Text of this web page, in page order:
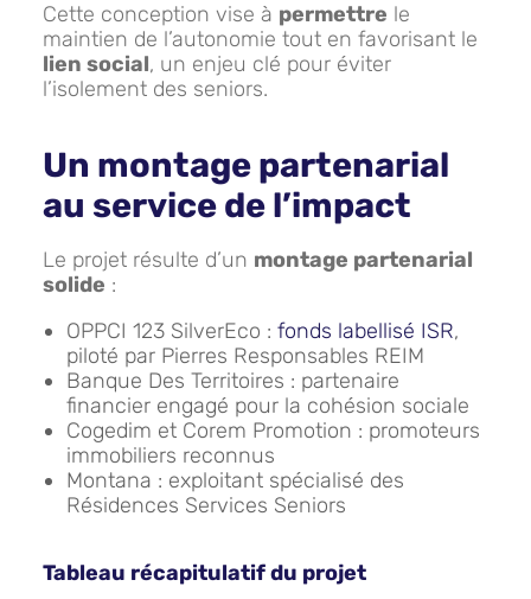
Cette conception vise à permettre le
maintien de l’autonomie tout en favorisant le
lien social, un enjeu clé pour éviter
l’isolement des seniors.
Un montage partenarial
au service de l’impact
Le projet résulte d’un montage partenarial
solide :
OPPCI 123 SilverEco : fonds labellisé ISR,
piloté par Pierres Responsables REIM
Banque Des Territoires : partenaire
financier engagé pour la cohésion sociale
Cogedim et Corem Promotion : promoteurs
immobiliers reconnus
Montana : exploitant spécialisé des
Résidences Services Seniors
Tableau récapitulatif du projet